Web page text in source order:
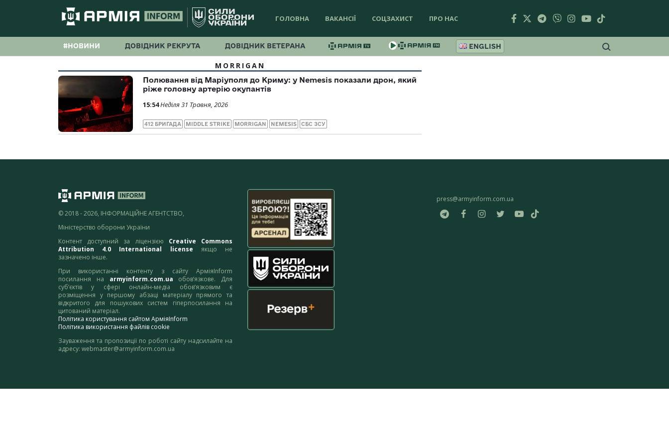
ГОЛОВНА ВАКАНСІЇ СОЦЗАХИСТ ПРО НАС
#НОВИНИ ДОВІДНИК РЕКРУТА ДОВІДНИК ВЕТЕРАНА ENGLISH
MORRIGAN
Полювання від Маріуполя до Криму: у Nemesis показали дрон, який
ріже головну артерію окупантів
15:54Неділя 31 Травня, 2026
412 БРИГАДА MIDDLE STRIKE MORRIGAN NEMESIS СБС ЗСУ
© 2018 - 2026, ІНФОРМАЦІЙНЕ АГЕНТСТВО,
Міністерство оборони України
Контент доступний за ліцензією Creative Commons
Attribution 4.0 International license якщо не
зазначено інше.
При використанні контенту з сайту АрміяInform
посилання на armyinform.com.ua обов’язкове. Для
суб’єктів у сфері онлайн-медіа обов’язковим є
розміщення у першому абзаці матеріалу прямого та
відкритого для пошукових систем гіперпосилання на
цитований матеріал.
Політика користування сайтом АрміяInform
Політика використання файлів cookie
Зауваження та пропозиції по роботі сайту надсилайте на
адресу: webmaster@armyinform.com.ua
press@armyinform.com.ua